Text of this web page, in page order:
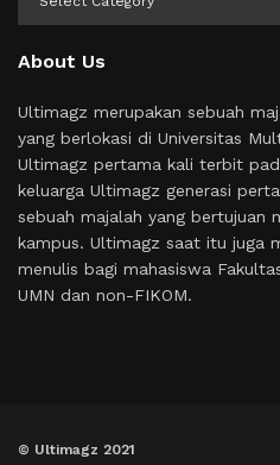
About Us
Ultimagz merupakan sebuah
yang berlokasi di Universitas
Ultimagz pertama kali terbit
keluarga Ultimagz generasi
sebuah majalah yang bertujuan
kampus. Ultimagz saat itu juga
menulis bagi mahasiswa
UMN dan non-FIKOM.
© Ultimagz 2021